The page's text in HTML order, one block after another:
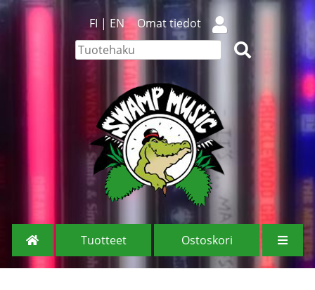
FI | EN Omat tiedot
Tuotteet Ostoskori